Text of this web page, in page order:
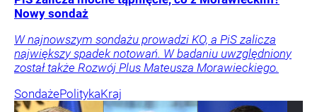
Nowy sondaż
W najnowszym sondażu prowadzi KO, a PiS zalicza
największy spadek notowań. W badaniu uwzględniony
został także Rozwój Plus Mateusza Morawieckiego.
SondażePolitykaKraj